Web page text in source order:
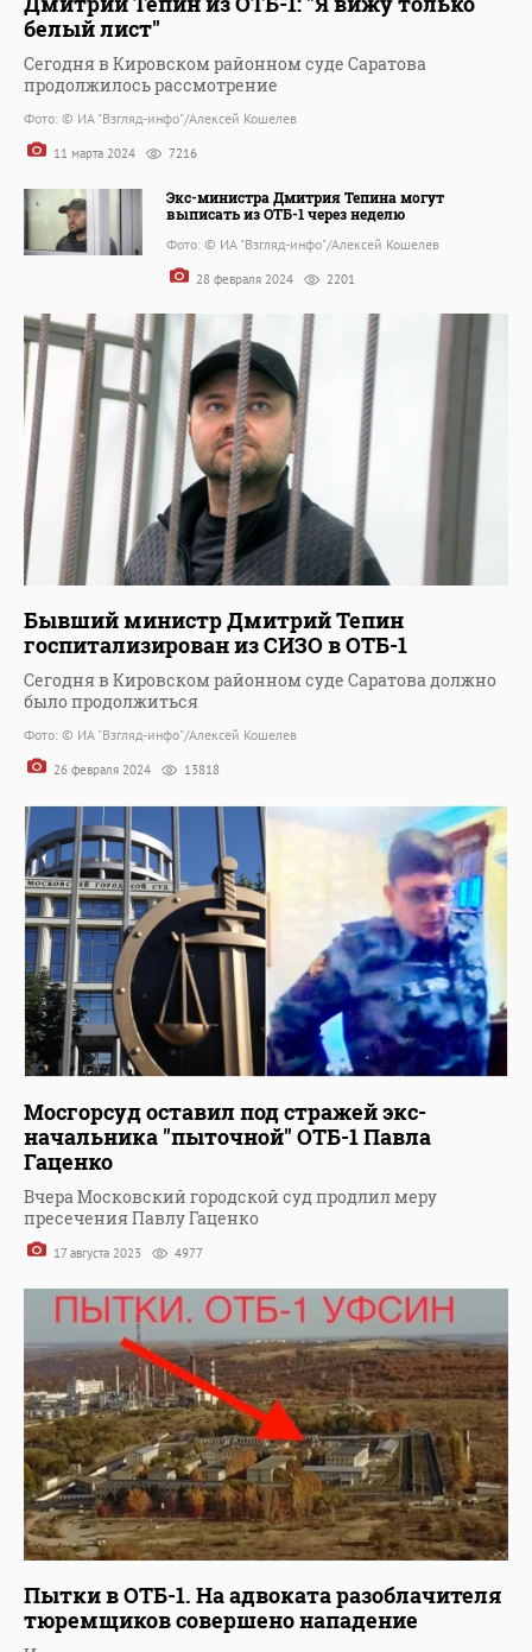
белый лист"
Сегодня в Кировском районном суде Cаратова
продолжилось рассмотрение
Фото: © ИА "Взгляд-инфо"/Алексей Кошелев
11 марта 2024 7216
Экс-министра Дмитрия Тепина могут
выписать из ОТБ-1 через неделю
Фото: © ИА "Взгляд-инфо"/Алексей Кошелев
28 февраля 2024 2201
Бывший министр Дмитрий Тепин
госпитализирован из СИЗО в ОТБ-1
Сегодня в Кировском районном суде Cаратова должно
было продолжиться
Фото: © ИА "Взгляд-инфо"/Алексей Кошелев
26 февраля 2024 13818
Мосгорсуд оставил под стражей экс-
начальника "пыточной" ОТБ-1 Павла
Гаценко
Вчера Московский городской суд продлил меру
пресечения Павлу Гаценко
17 августа 2023 4977
Пытки в ОТБ-1. На адвоката разоблачителя
тюремщиков совершено нападение